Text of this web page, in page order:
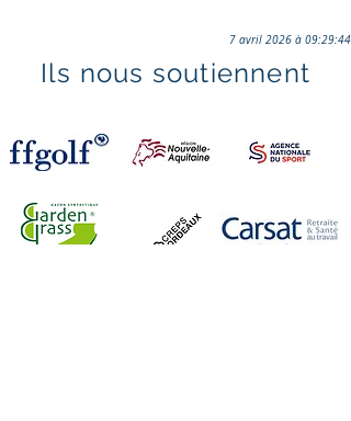
7 avril 2026 à 09:29:44
Ils nous soutiennent